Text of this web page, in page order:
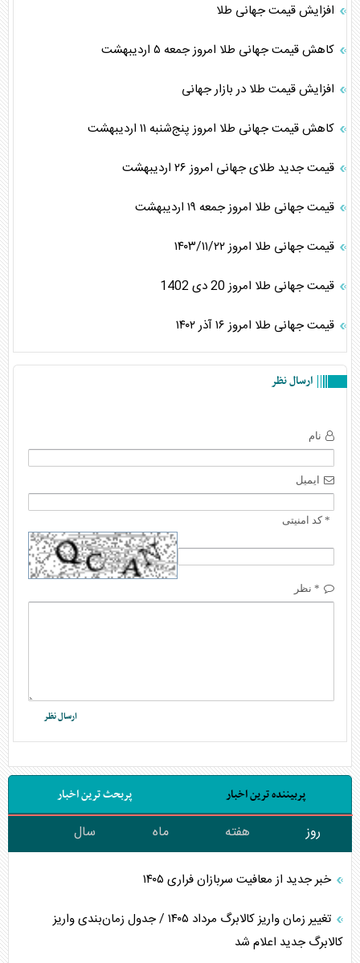
افزایش قیمت جهانی طلا
کاهش قیمت جهانی طلا امروز جمعه ۵ اردیبهشت
افزایش قیمت طلا در بازار جهانی
کاهش قیمت جهانی طلا امروز پنج‌شنبه ۱۱ اردیبهشت
قیمت جدید طلای جهانی امروز ۲۶ اردیبهشت
قیمت جهانی طلا امروز جمعه ۱۹ اردیبهشت
قیمت جهانی طلا امروز ۱۴۰۳/۱۱/۲۲
قیمت جهانی طلا امروز 20 دی 1402
قیمت جهانی طلا امروز ۱۶ آذر ۱۴۰۲
ارسال نظر
نام
ایمیل
* کد امنیتی
* نظر
پربیننده ترین اخبار پربحث ترین اخبار
روز هفته ماه سال
خبر جدید از معافیت سربازان فراری ۱۴۰۵
تغییر زمان واریز کالابرگ مرداد ۱۴۰۵ / جدول زمان‌بندی واریز
کالابرگ جدید اعلام شد